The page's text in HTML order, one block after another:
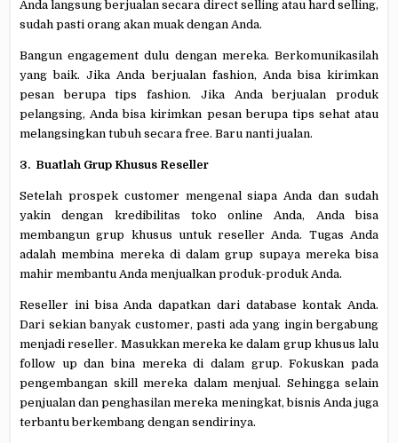
Anda langsung berjualan secara direct selling atau hard selling,
sudah pasti orang akan muak dengan Anda.
Bangun engagement dulu dengan mereka. Berkomunikasilah
yang baik. Jika Anda berjualan fashion, Anda bisa kirimkan
pesan berupa tips fashion. Jika Anda berjualan produk
pelangsing, Anda bisa kirimkan pesan berupa tips sehat atau
melangsingkan tubuh secara free. Baru nanti jualan.
3. Buatlah Grup Khusus Reseller
Setelah prospek customer mengenal siapa Anda dan sudah
yakin dengan kredibilitas toko online Anda, Anda bisa
membangun grup khusus untuk reseller Anda. Tugas Anda
adalah membina mereka di dalam grup supaya mereka bisa
mahir membantu Anda menjualkan produk-produk Anda.
Reseller ini bisa Anda dapatkan dari database kontak Anda.
Dari sekian banyak customer, pasti ada yang ingin bergabung
menjadi reseller. Masukkan mereka ke dalam grup khusus lalu
follow up dan bina mereka di dalam grup. Fokuskan pada
pengembangan skill mereka dalam menjual. Sehingga selain
penjualan dan penghasilan mereka meningkat, bisnis Anda juga
terbantu berkembang dengan sendirinya.